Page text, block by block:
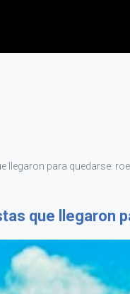
llegaron para quedarse:
que llegaron